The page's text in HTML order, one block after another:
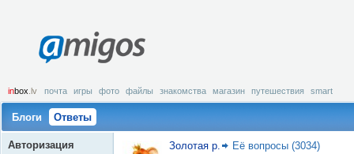
amigos
inbox .lv почта игры фото файлы знакомства магазин путешествия smart
Блоги Ответы
Золотая р. Её вопросы (3034)
Авторизация